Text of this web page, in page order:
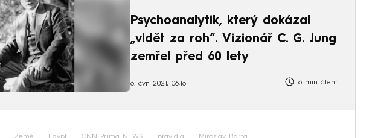
Psychoanalytik, který dokázal
„vidět za roh“. Vizionář C. G. Jung
zemřel před 60 lety
6. čvn 2021, 06:16 6 min čtení